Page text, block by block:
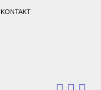
KONTAKT